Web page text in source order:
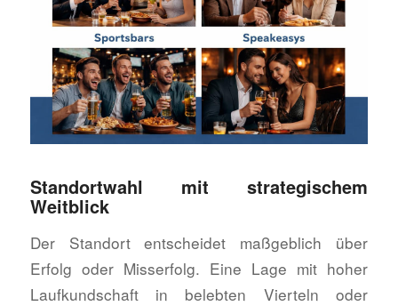
Standortwahl mit strategischem
Weitblick
Der Standort entscheidet maßgeblich über
Erfolg oder Misserfolg. Eine Lage mit hoher
Laufkundschaft in belebten Vierteln oder